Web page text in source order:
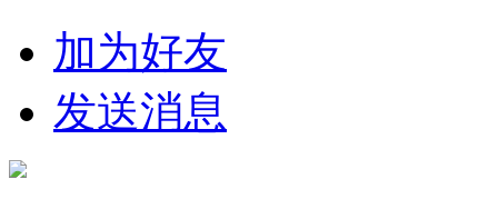
加为好友
发送消息